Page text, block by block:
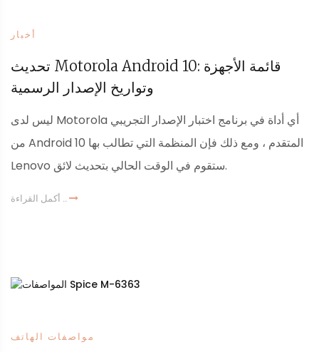
أخبار
تحديث Motorola Android 10: قائمة الأجهزة
وتواريخ الإصدار الرسمية
ليس لدى Motorola أي أداة في برنامج اختبار الإصدار التجريبي
من Android 10 المتقدم ، ومع ذلك فإن المنظمة التي تطالب بها
Lenovo ستقوم في الوقت الحالي بتحديث لائق.
أكمل القراءة ..
مواصفات الهاتف